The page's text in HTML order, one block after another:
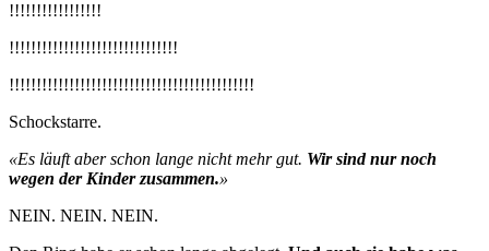
!!!!!!!!!!!!!!!!!
!!!!!!!!!!!!!!!!!!!!!!!!!!!!!!!
!!!!!!!!!!!!!!!!!!!!!!!!!!!!!!!!!!!!!!!!!!!!!
Schockstarre.
«Es läuft aber schon lange nicht mehr gut. Wir sind nur noch
wegen der Kinder zusammen.»
NEIN. NEIN. NEIN.